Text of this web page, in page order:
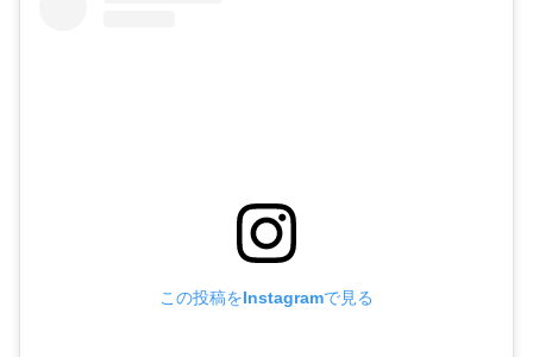
この投稿をInstagramで見る